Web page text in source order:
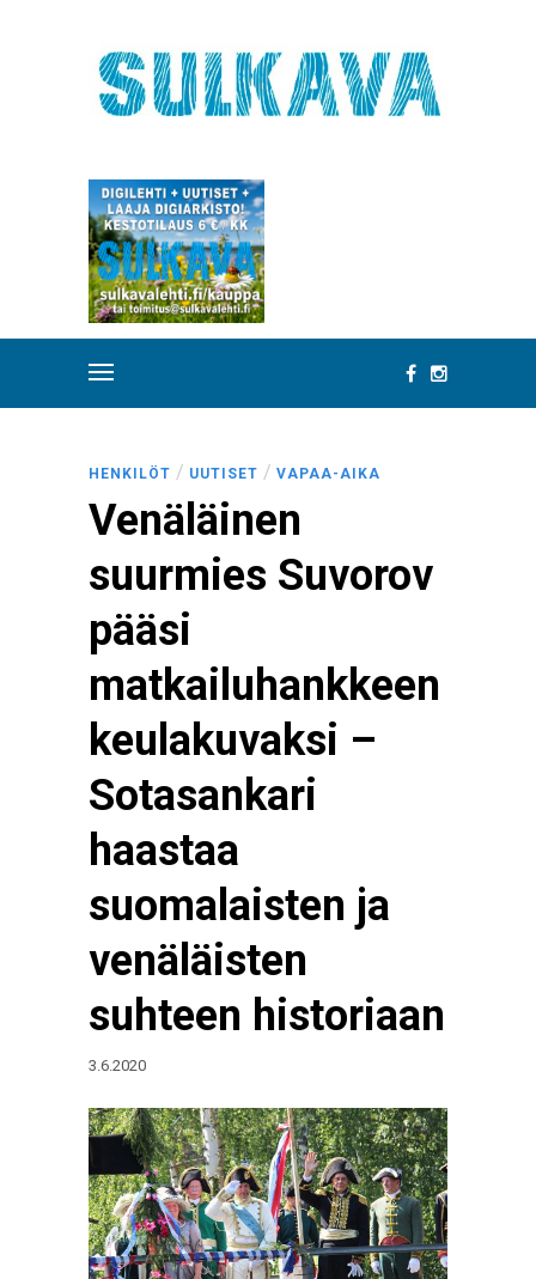
HENKILÖT / UUTISET / VAPAA-AIKA
Venäläinen
suurmies Suvorov
pääsi
matkailuhankkeen
keulakuvaksi –
Sotasankari
haastaa
suomalaisten ja
venäläisten
suhteen historiaan
3.6.2020